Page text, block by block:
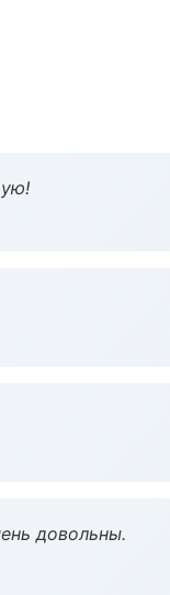
довольны.